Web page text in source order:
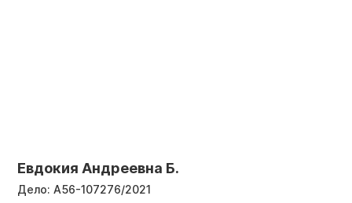
Евдокия Андреевна Б.
Дело: А56-107276/2021